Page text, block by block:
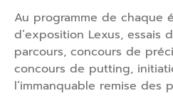
Au programme de chaque
d’exposition Lexus, essais
parcours, concours de
concours de putting,
l’immanquable remise des